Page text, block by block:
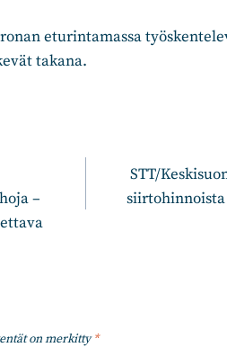
eturintamassa
takana.
–
STT/
on merkitty*